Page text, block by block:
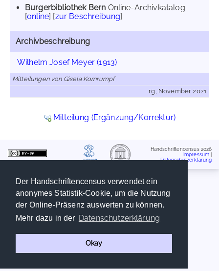
Der Handschriftencensus verwendet ein
anonymes Statistik-Cookie, um die Nutzung
der Online-Präsenz auswerten zu können.
Mehr dazu in der Datenschutzerklärung
Okay
Burgerbibliothek Bern Online-Archivkatalog.
[online] [zur Beschreibung]
Archivbeschreibung
Wilhelm Josef Meyer (1913)
Mitteilungen von Gisela Kornrumpf
rg, November 2021
Mitteilung (Ergänzung/Korrektur)
Handschriftencensus 2026
Impressum
Datenschutzerklärung